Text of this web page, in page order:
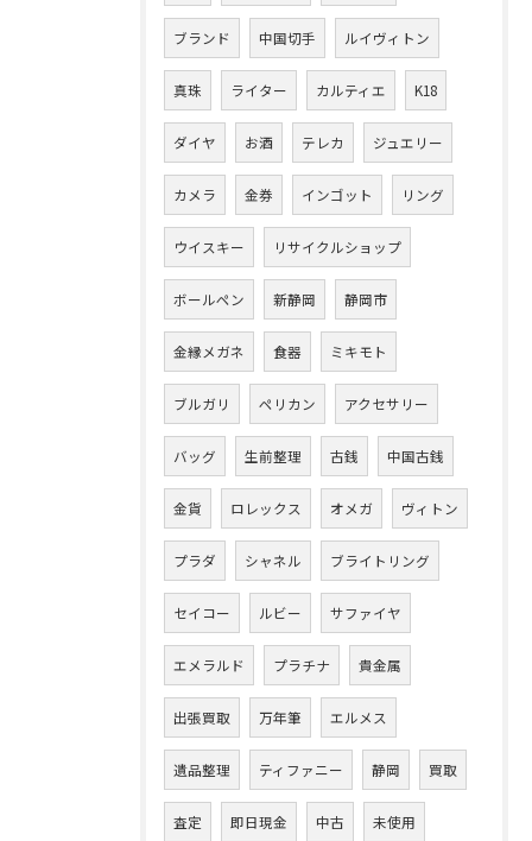
ブランド 中国切手 ルイヴィトン
真珠 ライター カルティエ K18
ダイヤ お酒 テレカ ジュエリー
カメラ 金券 インゴット リング
ウイスキー リサイクルショップ
ボールペン 新静岡 静岡市
金縁メガネ 食器 ミキモト
ブルガリ ペリカン アクセサリー
バッグ 生前整理 古銭 中国古銭
金貨 ロレックス オメガ ヴィトン
プラダ シャネル ブライトリング
セイコー ルビー サファイヤ
エメラルド プラチナ 貴金属
出張買取 万年筆 エルメス
遺品整理 ティファニー 静岡 買取
査定 即日現金 中古 未使用